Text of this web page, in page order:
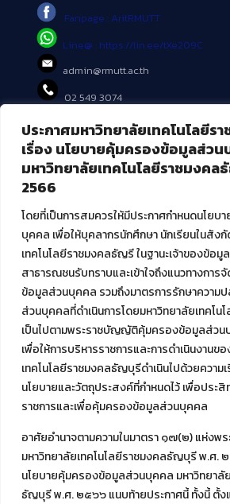
ประกาศมหาวิทยาลัยเทคโนโลยี
เรื่อง นโยบายคุ้มครองข้อมูลส่ว
มหาวิทยาลัยเทคโนโลยีราชมงค
2566
โดยที่เป็นการสมควรให้มีประกาศกำหนดนโย
บุคคล เพื่อให้บุคลากรนักศึกษา นักเรียนในสัง
เทคโนโลยีราชมงคลธัญรี ในฐานะเจ้าของข้อ
สาธารณชนรับทราบและเข้าใจถึงแนวทางการ
ข้อมูลส่วนบุคคล รวมถึงมาตรการรักษาควา
ส่วนบุคคลที่ดำเนินการโดยมหาวิทยาลัยเทคโ
เป็นไปตามพระราชบัญญัติคุ้มครองข้อมูลส่ว
เพื่อให้การบริหารราชการและการดำเนินงานข
เทคโนโลยีราชมงคลธัญบุรีดำเนินไปด้วยความ
นโยบายและวัตถุประสงค์ที่กำหนดไว้ เพื่อประ
ราชการและเพื่อคุ้มครองข้อมูลส่วนบุคคล
อาศัยอำนาจตามความในมาตรา ๑๗(๒) แห่ง
มหาวิทยาลัยเทคโนโลยีราชมงคลธัญบุรี พ.ศ.
นโยบายคุ้มครองข้อมูลส่วนบุคคล มหาวิทยาลั
ธัญบุรี พ.ศ. ๒๕๖๖ แนบท้ายประกาศนี้ ทั้งนี้ ตั้ง
Fanpage : AritRMUTT
Line@ : https://lin.ee/tXe209C
admin@rmutt.ac.th
02 549 3074
บริการอื่นๆ ของ สวส.
ศูนย์สื่อดิจิทัล
ศูนย์นวัตกรรมและความรู้
สมัยใหม่ (MoSeC)
งานบริการวิชาการให้กับหน่วยงานภายน
โครงการส่งเสริมและพัฒนาผู้ประกอบการ
กิจกรรมการเชื่อมโยงเครือข่ายผู้ให้บริการเ
เกษตร ภายใต้โครงการส่งเสริมการรแปรรูปสิ
กรมส่งเสริมอุตสาหกรรม
โครงการยกระดับเศรษฐกิจและสังคมราย
ตำบล 1 มหาวิทยาลัย)
© 2021 สำนักวิทยบริการและเทคโนโลยีสาร